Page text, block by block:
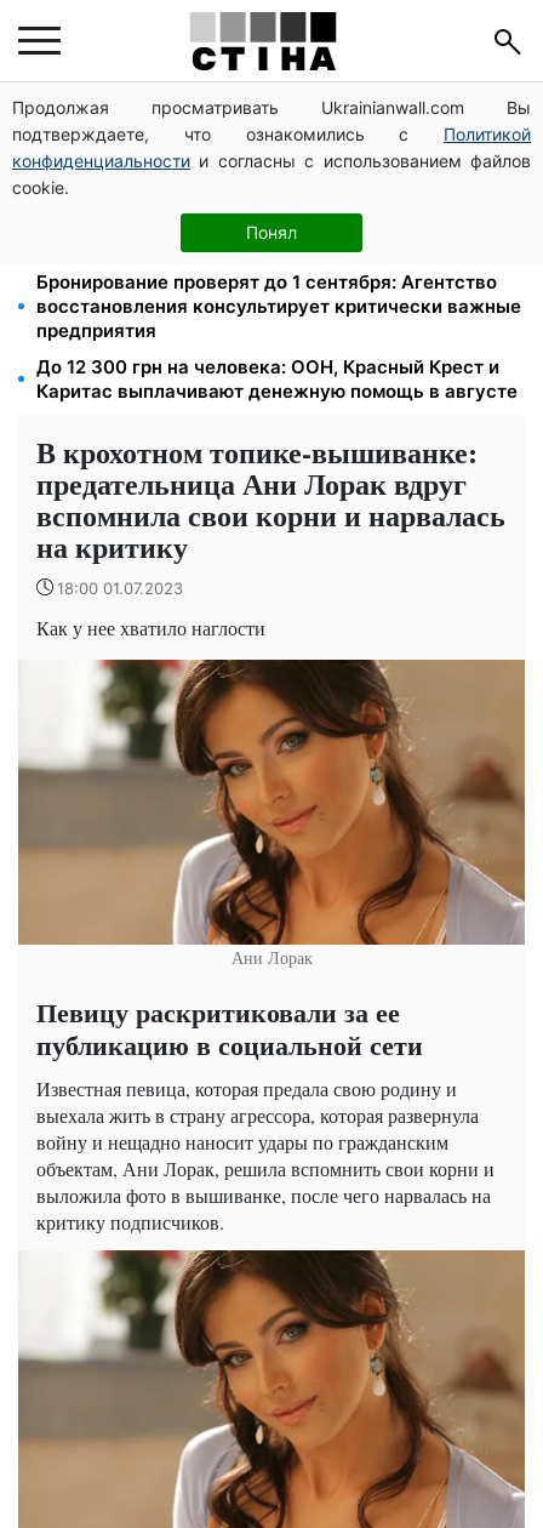
Продолжая просматривать Ukrainianwall.com Вы
подтверждаете, что ознакомились с Политикой
конфиденциальности и согласны с использованием файлов
cookie.
Понял
На стадионе "Спартак" в Киеве состоялся
товарищеский матч между командами посольств
США и Франции
Права из Саудовской Аравии обменяли на
украинские: процедура, которую стоит знать
Бронирование проверят до 1 сентября: Агентство
восстановления консультирует критически важные
предприятия
До 12 300 грн на человека: ООН, Красный Крест и
Каритас выплачивают денежную помощь в августе
В крохотном топике-вышиванке:
предательница Ани Лорак вдруг
вспомнила свои корни и нарвалась
на критику
18:00 01.07.2023
Как у нее хватило наглости
Ани Лорак
Певицу раскритиковали за ее
публикацию в социальной сети
Известная певица, которая предала свою родину и
выехала жить в страну агрессора, которая развернула
войну и нещадно наносит удары по гражданским
объектам, Ани Лорак, решила вспомнить свои корни и
выложила фото в вышиванке, после чего нарвалась на
критику подписчиков.